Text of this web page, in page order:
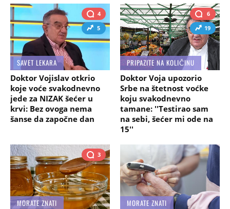
4
5
SAVET LEKARA
Doktor Vojislav otkrio
koje voće svakodnevno
jede za NIZAK šećer u
krvi: Bez ovoga nema
šanse da započne dan
6
19
PRIPAZITE NA KOLIČINU
Doktor Voja upozorio
Srbe na štetnost voćke
koju svakodnevno
tamane: ''Testirao sam
na sebi, šećer mi ode na
15''
3
MORATE ZNATI
MORATE ZNATI